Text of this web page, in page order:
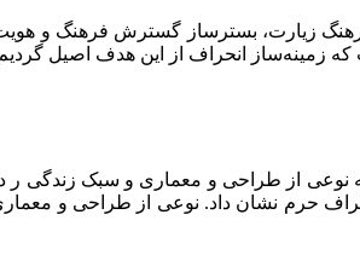
زیارت، بسترساز گسترش فرهنگ و
زمینه‌ساز انحراف از این هدف اصیل
از طراحی و معماری و سبک زندگی ر
اطراف حرم نشان داد. نوعی از طراحی و